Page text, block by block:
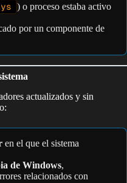
) o proceso estaba activo
por un componente de
actualizados y sin
en el que el sistema
de Windows,
relacionados con